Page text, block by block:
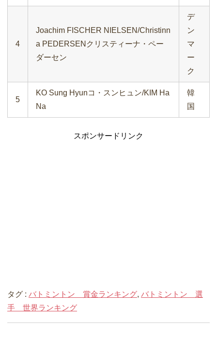
4
Joachim FISCHER NIELSEN/Christinn
a PEDERSENクリスティーナ・ペー
ダーセン
デ
ン
マ
ー
ク
5
KO Sung Hyunコ・スンヒュン/KIM Ha
Na
韓
国
スポンサードリンク
タグ : バトミントン 賞金ランキング, バトミントン 選
手 世界ランキング